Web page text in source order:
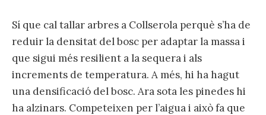
Sí que cal tallar arbres a Collserola perquè s’ha de
reduir la densitat del bosc per adaptar la massa i
que sigui més resilient a la sequera i als
increments de temperatura. A més, hi ha hagut
una densificació del bosc. Ara sota les pinedes hi
ha alzinars. Competeixen per l’aigua i això fa que